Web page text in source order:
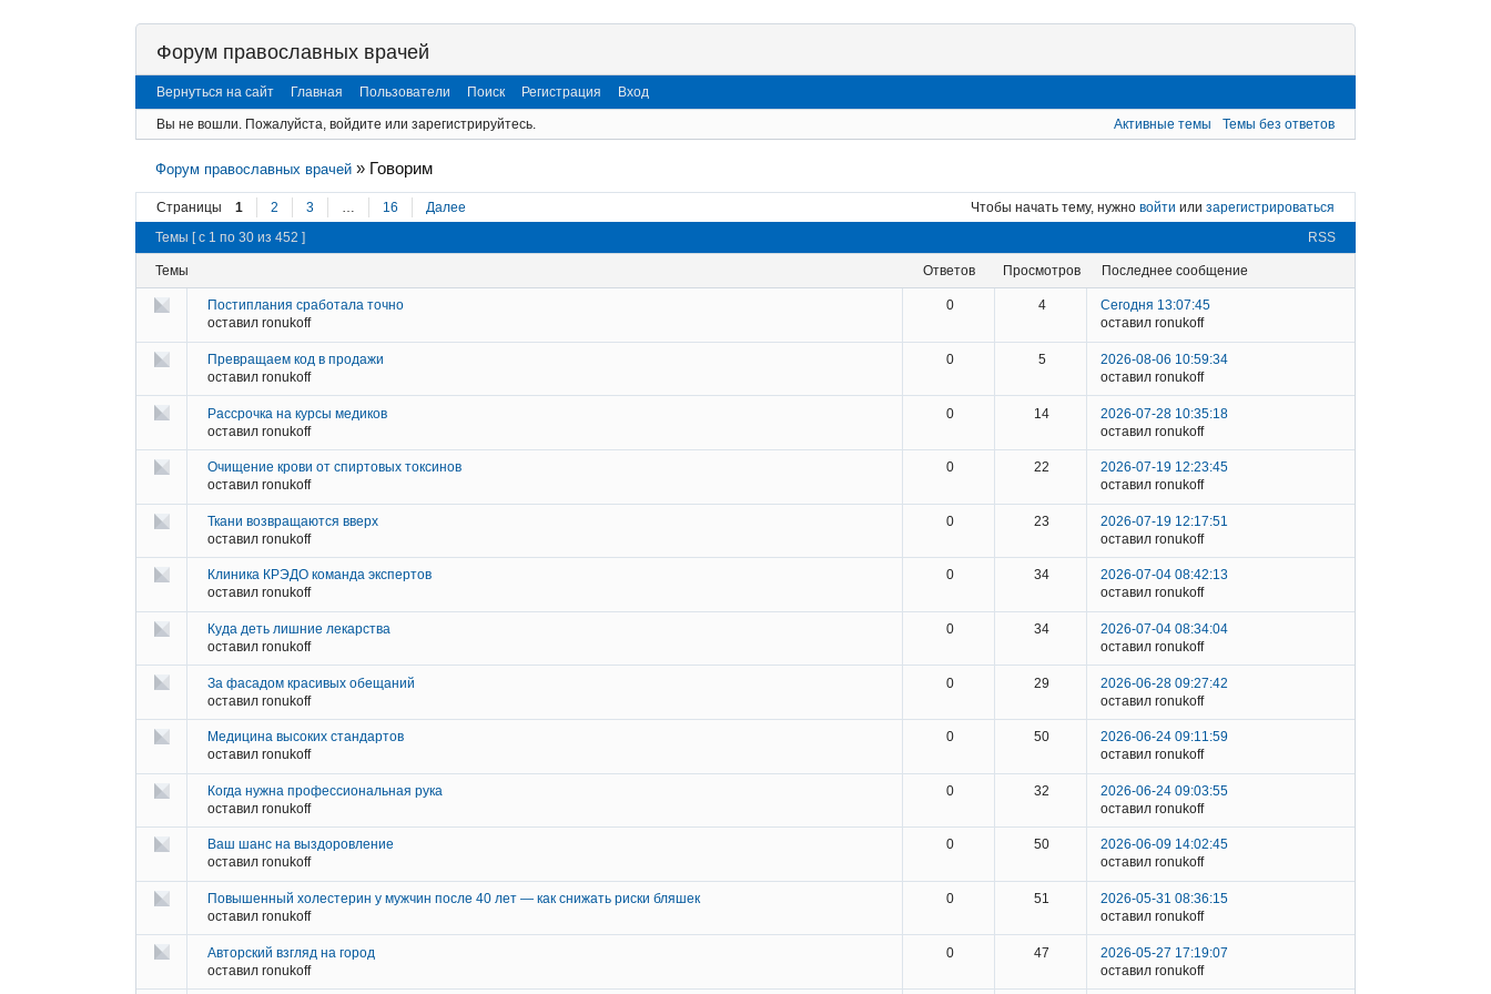
Форум православных врачей
Вернуться на сайт Главная Пользователи Поиск Регистрация Вход
Вы не вошли. Пожалуйста, войдите или зарегистрируйтесь. Активные темы Темы без ответов
Форум православных врачей » Говорим
Страницы 1 2 3 16 Далее Чтобы начать тему, нужно войти или зарегистрироваться
RSS
Темы [ с 1 по 30 из 452 ]
Темы ответов просмотров последнее сообщение
Постиплания сработала точно
оставил ronukoff
0 4
Сегодня 13:07:45
оставил ronukoff
Превращаем код в продажи
оставил ronukoff
0 5
2026-08-06 10:59:34
оставил ronukoff
Рассрочка на курсы медиков
оставил ronukoff
0 14
2026-07-28 10:35:18
оставил ronukoff
Очищение крови от спиртовых токсинов
оставил ronukoff
0 22
2026-07-19 12:23:45
оставил ronukoff
Ткани возвращаются вверх
оставил ronukoff
0 23
2026-07-19 12:17:51
оставил ronukoff
Клиника КРЭДО команда экспертов
оставил ronukoff
0 34
2026-07-04 08:42:13
оставил ronukoff
Куда деть лишние лекарства
оставил ronukoff
0 34
2026-07-04 08:34:04
оставил ronukoff
За фасадом красивых обещаний
оставил ronukoff
0 29
2026-06-28 09:27:42
оставил ronukoff
Медицина высоких стандартов
оставил ronukoff
0 50
2026-06-24 09:11:59
оставил ronukoff
Когда нужна профессиональная рука
оставил ronukoff
0 32
2026-06-24 09:03:55
оставил ronukoff
Ваш шанс на выздоровление
оставил ronukoff
0 50
2026-06-09 14:02:45
оставил ronukoff
Повышенный холестерин у мужчин после 40 лет — как снижать риски бляшек
оставил ronukoff
0 51
2026-05-31 08:36:15
оставил ronukoff
Авторский взгляд на город
оставил ronukoff
0 47
2026-05-27 17:19:07
оставил ronukoff